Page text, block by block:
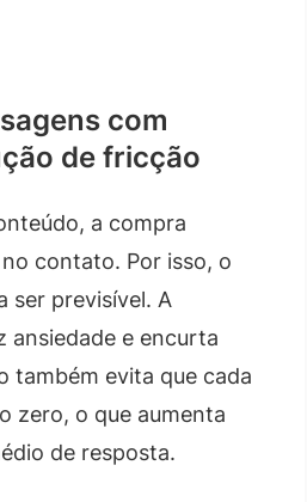
com
de fricção
a compra
contato. Por isso, o
ser previsível. A
ansiedade e encurta
também evita que cada
zero, o que aumenta
de resposta.